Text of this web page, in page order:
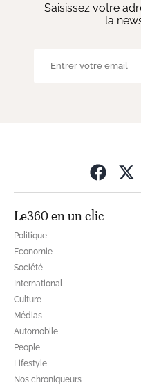
Saisissez votre
la
Le360 en un clic
Politique
Economie
Société
International
Culture
Médias
Automobile
People
Lifestyle
Nos chroniqueurs